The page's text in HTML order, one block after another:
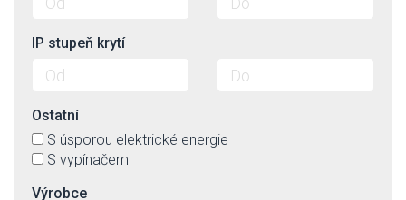
IP stupeň krytí
Ostatní
S úsporou elektrické energie
S vypínačem
Výrobce